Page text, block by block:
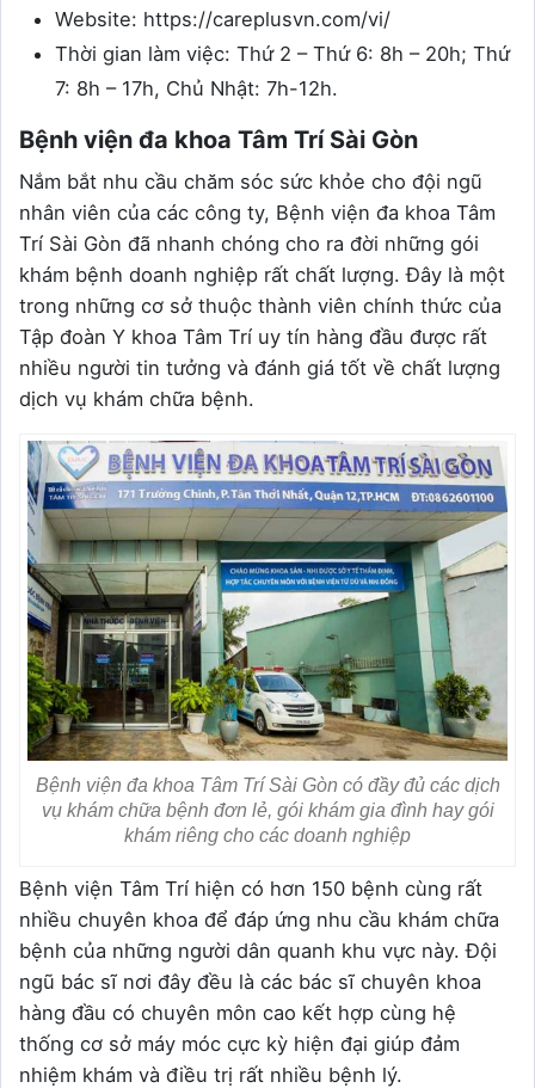
Website: https://careplusvn.com/vi/
Thời gian làm việc: Thứ 2 – Thứ 6: 8h – 20h; Thứ
7: 8h – 17h, Chủ Nhật: 7h-12h.
Bệnh viện đa khoa Tâm Trí Sài Gòn
Nắm bắt nhu cầu chăm sóc sức khỏe cho đội ngũ
nhân viên của các công ty, Bệnh viện đa khoa Tâm
Trí Sài Gòn đã nhanh chóng cho ra đời những gói
khám bệnh doanh nghiệp rất chất lượng. Đây là một
trong những cơ sở thuộc thành viên chính thức của
Tập đoàn Y khoa Tâm Trí uy tín hàng đầu được rất
nhiều người tin tưởng và đánh giá tốt về chất lượng
dịch vụ khám chữa bệnh.
Bệnh viện đa khoa Tâm Trí Sài Gòn có đầy đủ các dịch
vụ khám chữa bệnh đơn lẻ, gói khám gia đình hay gói
khám riêng cho các doanh nghiệp
Bệnh viện Tâm Trí hiện có hơn 150 bệnh cùng rất
nhiều chuyên khoa để đáp ứng nhu cầu khám chữa
bệnh của những người dân quanh khu vực này. Đội
ngũ bác sĩ nơi đây đều là các bác sĩ chuyên khoa
hàng đầu có chuyên môn cao kết hợp cùng hệ
thống cơ sở máy móc cực kỳ hiện đại giúp đảm
nhiệm khám và điều trị rất nhiều bệnh lý.